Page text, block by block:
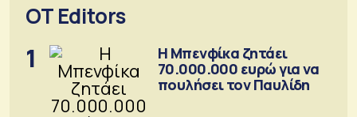
OT Editors
1
Η Μπενφίκα ζητάει
70.000.000 ευρώ για να
πουλήσει τον Παυλίδη